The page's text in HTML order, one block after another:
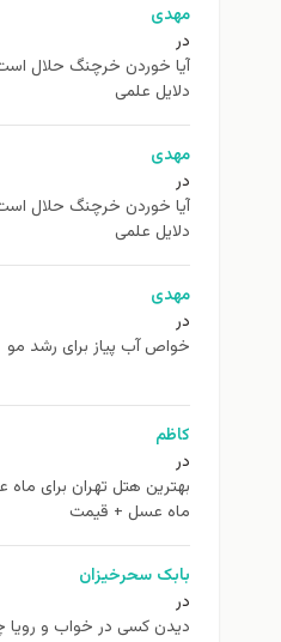
مهدی
در
آیا خوردن خرچنگ حلال
دلایل علمی
مهدی
در
آیا خوردن خرچنگ حلال
دلایل علمی
مهدی
در
خواص آب پیاز برای رشد مو
کاظم
در
ماه عسل + قیمت
بابک سحرخیزان
در
دیدن کسی در خواب و رویا